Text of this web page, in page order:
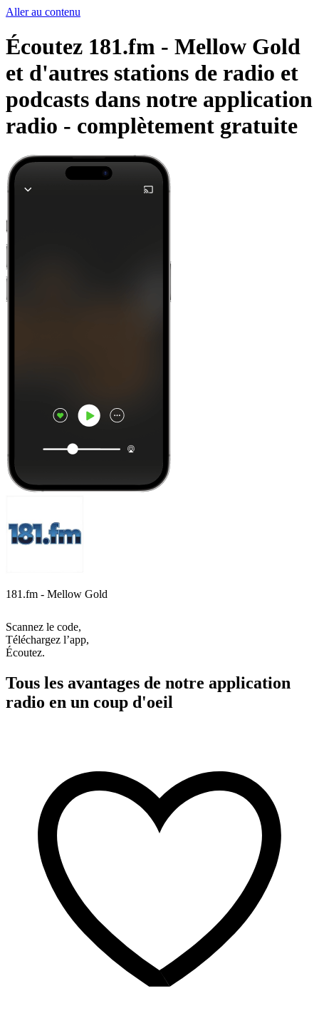
Aller au contenu
Écoutez 181.fm - Mellow Gold
et d'autres stations de radio et
podcasts dans notre application
radio - complètement gratuite
181.fm - Mellow Gold
Scannez le code,
Téléchargez l’app,
Écoutez.
Tous les avantages de notre application
radio en un coup d'oeil